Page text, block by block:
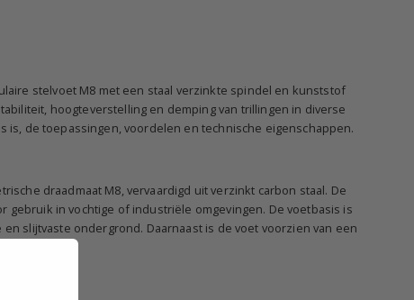
stelvoet M8 met een staal verzinkte spindel en kunststof
hoogteverstelling en demping van trillingen in diverse
de toepassingen, voordelen en technische eigenschappen.
draadmaat M8, vervaardigd uit verzinkt carbon staal. De
in vochtige of industriële omgevingen. De voetbasis is
slijtvaste ondergrond. Daarnaast is de voet voorzien van een